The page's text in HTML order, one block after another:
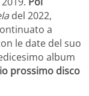
del 2022,
a
le date del suo
album
prossimo disco